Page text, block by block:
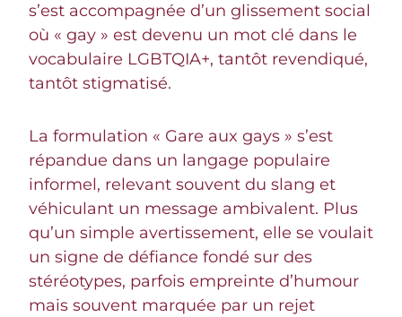
s’est accompagnée d’un glissement social
où « gay » est devenu un mot clé dans le
vocabulaire LGBTQIA+, tantôt revendiqué,
tantôt stigmatisé.
La formulation « Gare aux gays » s’est
répandue dans un langage populaire
informel, relevant souvent du slang et
véhiculant un message ambivalent. Plus
qu’un simple avertissement, elle se voulait
un signe de défiance fondé sur des
stéréotypes, parfois empreinte d’humour
mais souvent marquée par un rejet